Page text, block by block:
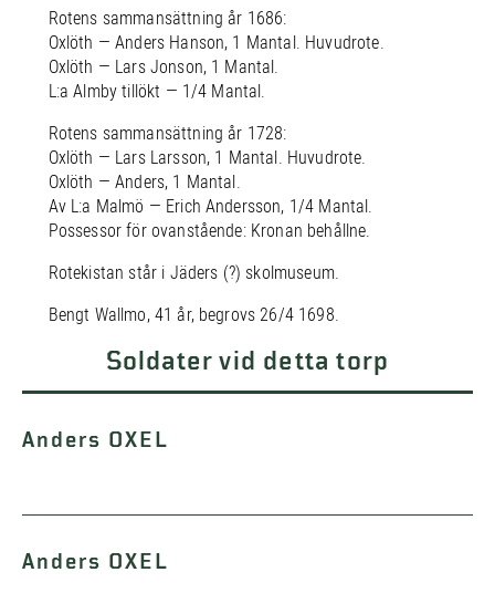
Rotens sammansättning år 1686:
Oxlöth — Anders Hanson, 1 Mantal. Huvudrote.
Oxlöth — Lars Jonson, 1 Mantal.
L:a Almby tillökt — 1/4 Mantal.
Rotens sammansättning år 1728:
Oxlöth — Lars Larsson, 1 Mantal. Huvudrote.
Oxlöth — Anders, 1 Mantal.
Av L:a Malmö — Erich Andersson, 1/4 Mantal.
Possessor för ovanstående: Kronan behållne.
Rotekistan står i Jäders (?) skolmuseum.
Bengt Wallmo, 41 år, begrovs 26/4 1698.
Soldater vid detta torp
Anders OXEL
Anders OXEL